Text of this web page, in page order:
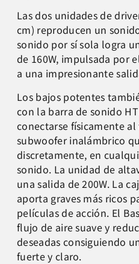
Las dos unidades de
cm) reproducen un
sonido por sí sola logra
de 160W, impulsada por
a una impresionante
Los bajos potentes
con la barra de sonido
conectarse físicamente
subwoofer inalámbrico
discretamente, en
sonido. La unidad de
una salida de 200W. La
aporta graves más ricos
películas de acción. El
flujo de aire suave y
deseadas consiguiendo
fuerte y claro.